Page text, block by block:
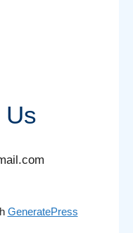
Us
GeneratePress